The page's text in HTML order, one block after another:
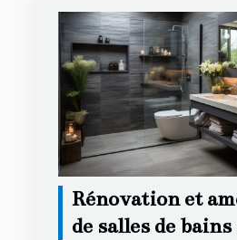
Rénovation et
de salles de